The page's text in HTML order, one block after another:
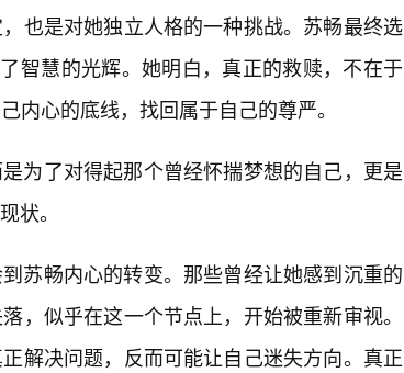
也是对她独立人格的一种挑战。苏畅最终选
智慧的光辉。她明白，真正的救赎，不在于
内心的底线，找回属于自己的尊严。
为了对得起那个曾经怀揣梦想的自己，更是
状。
苏畅内心的转变。那些曾经让她感到沉重的
，似乎在这一个节点上，开始被重新审视。
解决问题，反而可能让自己迷失方向。真正